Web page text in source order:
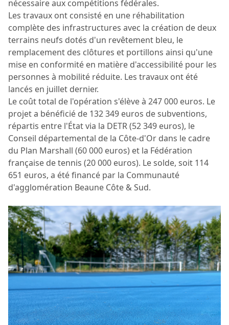
nécessaire aux compétitions fédérales.
Les travaux ont consisté en une réhabilitation
complète des infrastructures avec la création de deux
terrains neufs dotés d'un revêtement bleu, le
remplacement des clôtures et portillons ainsi qu'une
mise en conformité en matière d'accessibilité pour les
personnes à mobilité réduite. Les travaux ont été
lancés en juillet dernier.
Le coût total de l'opération s'élève à 247 000 euros. Le
projet a bénéficié de 132 349 euros de subventions,
répartis entre l'État via la DETR (52 349 euros), le
Conseil départemental de la Côte-d'Or dans le cadre
du Plan Marshall (60 000 euros) et la Fédération
française de tennis (20 000 euros). Le solde, soit 114
651 euros, a été financé par la Communauté
d'agglomération Beaune Côte & Sud.